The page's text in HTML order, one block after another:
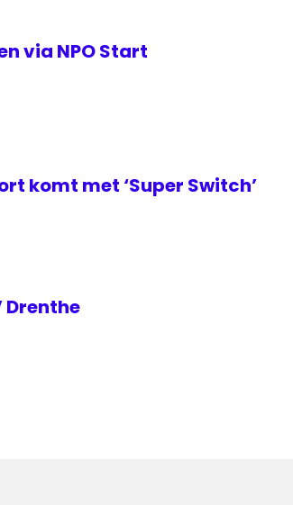
via NPO Start
komt met ‘Super Switch’
Drenthe